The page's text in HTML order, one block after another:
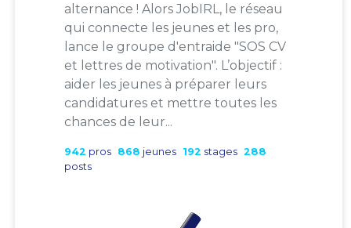
alternance ! Alors JobIRL, le réseau
qui connecte les jeunes et les pro,
lance le groupe d'entraide "SOS CV
et lettres de motivation". L’objectif :
aider les jeunes à préparer leurs
candidatures et mettre toutes les
chances de leur...
942 pros 868 jeunes 192 stages 288
posts